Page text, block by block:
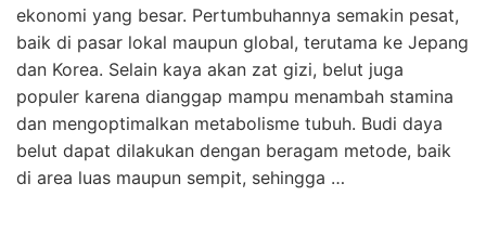
ekonomi yang besar. Pertumbuhannya semakin pesat,
baik di pasar lokal maupun global, terutama ke Jepang
dan Korea. Selain kaya akan zat gizi, belut juga
populer karena dianggap mampu menambah stamina
dan mengoptimalkan metabolisme tubuh. Budi daya
belut dapat dilakukan dengan beragam metode, baik
di area luas maupun sempit, sehingga …